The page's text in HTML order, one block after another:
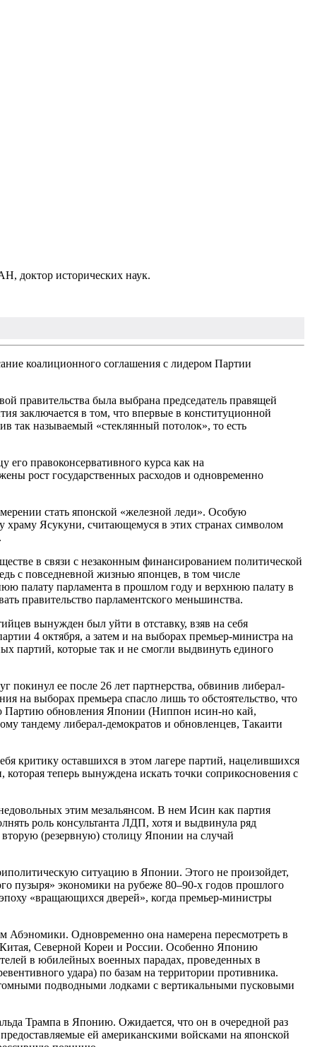
доктор исторических наук.
коалиционного соглашения c лидером Партии
правительства была выбрана председатель правящей
заключается в том, что впервые в конституционной
так называемый «стеклянный потолок», то есть
правоконсервативного курса как на
рост государственных расходов и одновременно
стать японской «железной леди». Особую
храму Ясукуни, считающемуся в этих странах символом
в связи с незаконным финансированием политической
с повседневной жизнью японцев, в том числе
палату парламента в прошлом году и верхнюю палату в
правительство парламентского меньшинства.
вынужден был уйти в отставку, взяв на себя
4 октября, а затем и на выборах премьер-министра на
партий, которые так и не смогли выдвинуть единого
ее после 26 лет партнерства, обвинив либерал-
на выборах премьера спасло лишь то обстоятельство, что
Партию обновления Японии (Ниппон исин-но кай,
тандему либерал-демократов и обновленцев, Такаити
критику оставшихся в этом лагере партий, нацелившихся
теперь вынуждена искать точки соприкосновения с
этим мезальянсом. В нем Исин как партия
роль консультанта ЛДП, хотя и выдвинула ряд
(резервную) столицу Японии на случай
ситуацию в Японии. Этого не произойдет,
пузыря» экономики на рубеже 80–90-х годов прошлого
«вращающихся дверей», когда премьер-министры
Абэномики. Одновременно она намерена пересмотреть в
Китая, Северной Кореи и России. Особенно Японию
в юбилейных военных парадах, проведенных в
удара) по базам на территории противника.
подводными лодками с вертикальными пусковыми
Трампа в Японию. Ожидается, что он в очередной раз
ей американскими войсками на японской